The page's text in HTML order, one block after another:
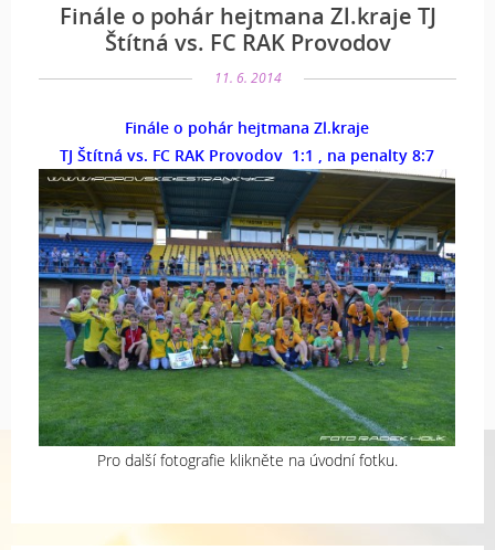
Finále o pohár hejtmana Zl.kraje TJ
Štítná vs. FC RAK Provodov
11. 6. 2014
Finále o pohár hejtmana Zl.kraje
TJ Štítná vs. FC RAK Provodov 1:1 , na penalty 8:7
Pro další fotografie klikněte na úvodní fotku.